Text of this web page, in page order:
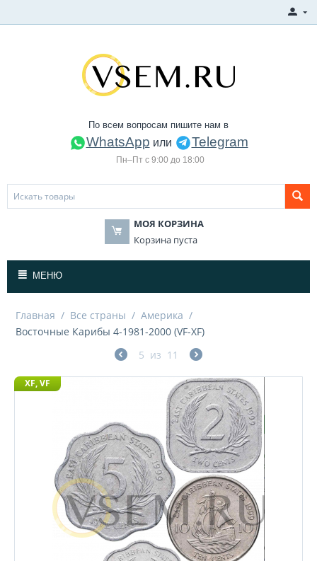
По всем вопросам пишите нам в
WhatsApp или Telegram
Пн–Пт с 9:00 до 18:00
МОЯ КОРЗИНА
Корзина пуста
МЕНЮ
Главная / Все страны / Америка /
Восточные Карибы 4-1981-2000 (VF-XF)
5 из 11
XF, VF